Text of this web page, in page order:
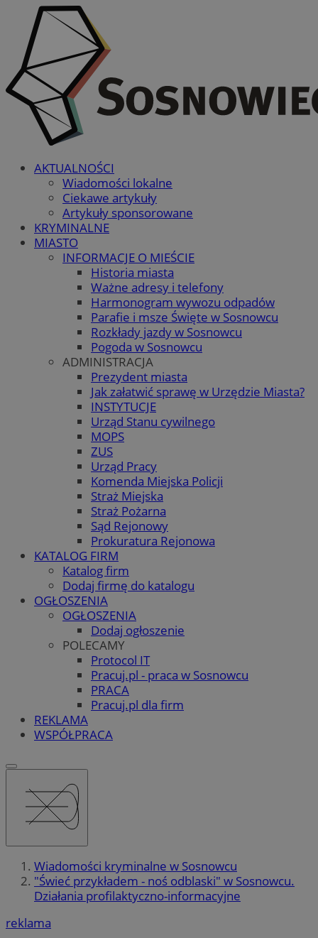
AKTUALNOŚCI
Wiadomości lokalne
Ciekawe artykuły
Artykuły sponsorowane
KRYMINALNE
MIASTO
INFORMACJE O MIEŚCIE
Historia miasta
Ważne adresy i telefony
Harmonogram wywozu odpadów
Parafie i msze Święte w Sosnowcu
Rozkłady jazdy w Sosnowcu
Pogoda w Sosnowcu
ADMINISTRACJA
Prezydent miasta
Jak załatwić sprawę w Urzędzie Miasta?
INSTYTUCJE
Urząd Stanu cywilnego
MOPS
ZUS
Urząd Pracy
Komenda Miejska Policji
Straż Miejska
Straż Pożarna
Sąd Rejonowy
Prokuratura Rejonowa
KATALOG FIRM
Katalog firm
Dodaj firmę do katalogu
OGŁOSZENIA
OGŁOSZENIA
Dodaj ogłoszenie
POLECAMY
Protocol IT
Pracuj.pl - praca w Sosnowcu
PRACA
Pracuj.pl dla firm
REKLAMA
WSPÓŁPRACA
Wiadomości kryminalne w Sosnowcu
"Świeć przykładem - noś odblaski" w Sosnowcu.
Działania profilaktyczno-informacyjne
reklama